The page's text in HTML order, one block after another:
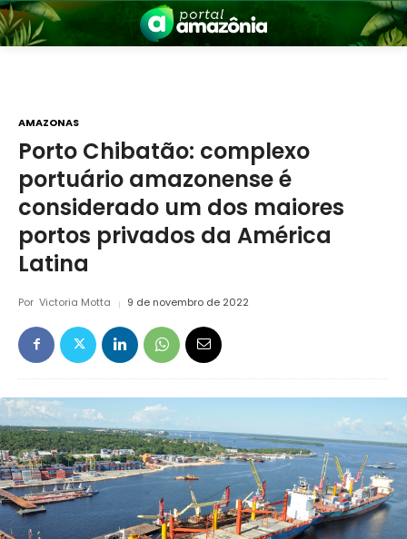
Amazônia
AMAZONAS
Porto Chibatão: complexo
portuário amazonense é
considerado um dos maiores
portos privados da América
Latina
Por Victoria Motta 9 de novembro de 2022